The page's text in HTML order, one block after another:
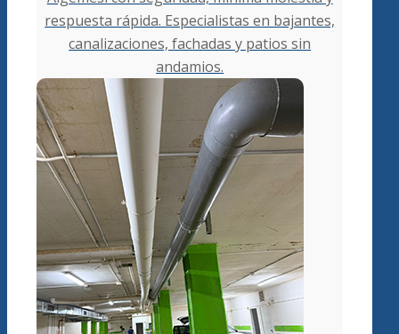
respuesta rápida. Especialistas en bajantes,
canalizaciones, fachadas y patios sin
andamios.